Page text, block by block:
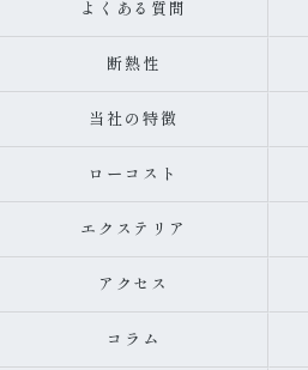
よくある質問
断熱性
当社の特徴
ローコスト
エクステリア
アクセス
コラム